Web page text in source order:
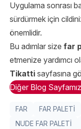
Uygulama sonrası
sürdürmek için
önemlidir.
Bu adımlar size far
etmenize yardımcı
Tikatti sayfasına
Diğer Blog
FAR FAR PALETİ
NUDE FAR PALETİ